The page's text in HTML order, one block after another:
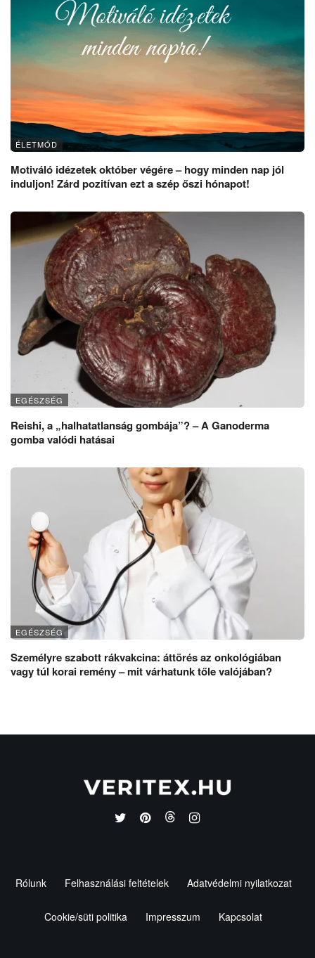
ÉLETMÓD
Motiváló idézetek október végére – hogy minden nap jól
induljon! Zárd pozitívan ezt a szép őszi hónapot!
EGÉSZSÉG
Reishi, a „halhatatlanság gombája”? – A Ganoderma
gomba valódi hatásai
EGÉSZSÉG
Személyre szabott rákvakcina: áttörés az onkológiában
vagy túl korai remény – mit várhatunk tőle valójában?
Rólunk Felhasználási feltételek Adatvédelmi nyilatkozat
Cookie/süti politika Impresszum Kapcsolat